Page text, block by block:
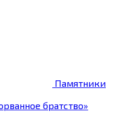
Памятники
братство»